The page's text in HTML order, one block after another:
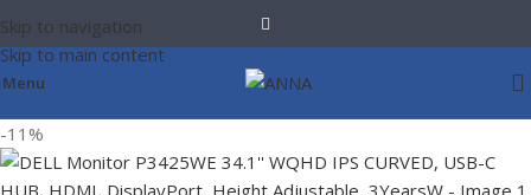
Skip to navigation
Skip to main content
Menu
-11%